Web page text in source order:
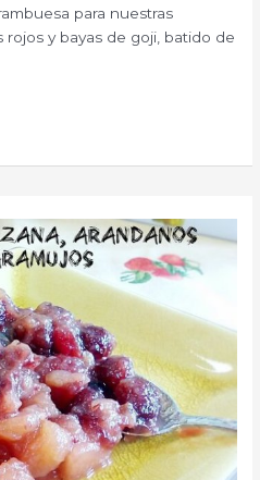
para nuestras
y bayas de goji, batido de